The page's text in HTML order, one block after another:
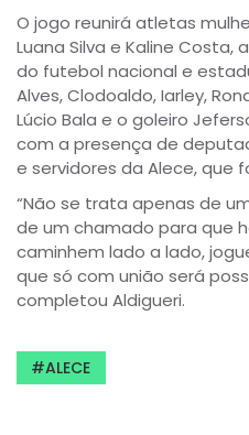
O jogo reunirá atletas
Luana Silva e Kaline
do futebol nacional e
Alves, Clodoaldo, Iarley,
Lúcio Bala e o goleiro
com a presença de
e servidores da Alece, que
“Não se trata apenas de
de um chamado para que
caminhem lado a lado,
que só com união será
completou Aldigueri.
ALECE